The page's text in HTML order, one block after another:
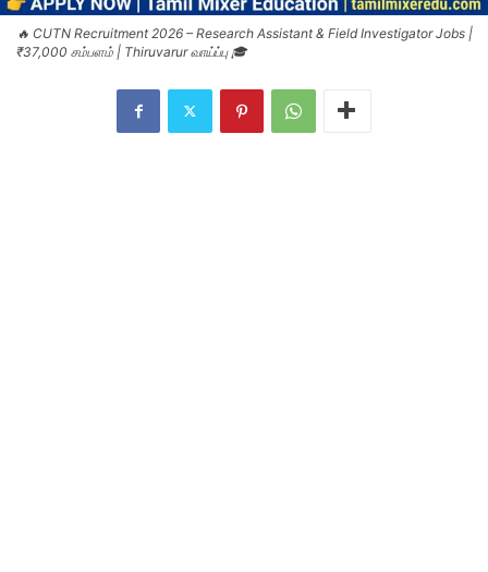
🔥 CUTN Recruitment 2026 – Research Assistant & Field Investigator Jobs |
₹37,000 சம்பளம் | Thiruvarur வாய்ப்பு 🎓